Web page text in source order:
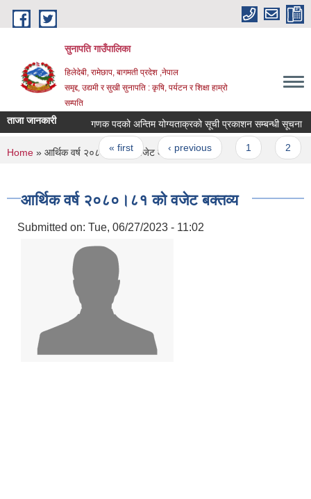
Skip to main content
सुनापति गाउँपालिका
हिलेदेबी, रामेछाप, बागमती प्रदेश ,नेपाल
समृद्द, उद्यमी र सुखी सुनापति : कृषि, पर्यटन र शिक्षा हाम्रो
सम्पति
ताजा जानकारी गणक पदको अन्तिम योग्यताक्रको सूची प्रकाशन सम्बन्धी सूचना
Pages
« first ‹ previous
You are here
Home » आर्थिक वर्ष २०८०।८१ को वजेट बक्तव्य
आर्थिक वर्ष २०८०।८१ को वजेट बक्तव्य
Submitted on: Tue, 06/27/2023 - 11:02